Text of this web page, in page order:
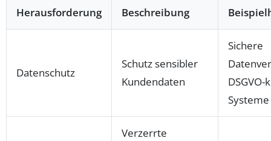
Herausforderung Beschreibung
Datenschutz
Schutz sensibler
Kundendaten
Sichere
Systeme
Verzerrte